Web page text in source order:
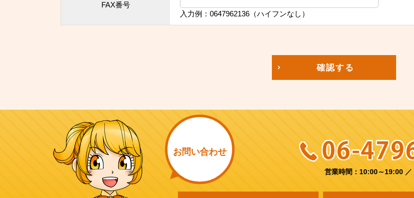
FAX番号
入力例：0647962136（ハイフンなし）
確認する
お問い合わせ
営業時間：10:00～19:00 ／